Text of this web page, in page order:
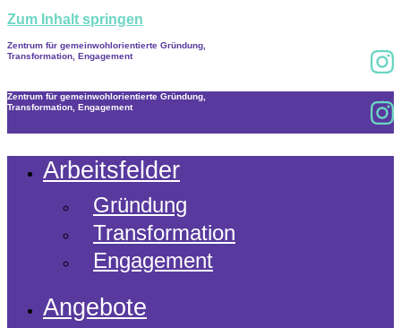
Zum Inhalt springen
Zentrum für gemeinwohlorientierte Gründung,
Transformation, Engagement
Zentrum für gemeinwohlorientierte Gründung,
Transformation, Engagement
Arbeitsfelder
Gründung
Transformation
Engagement
Angebote